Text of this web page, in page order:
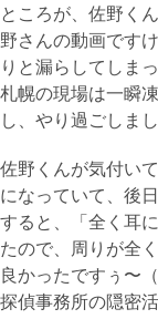
ところが、佐野く
野さんの動画です
りと漏らしてしま
札幌の現場は一瞬
し、やり過ごしまし
佐野くんが気付い
になっていて、後
すると、「全く耳
たので、周りが全
良かったですぅ〜（
探偵事務所の隠密